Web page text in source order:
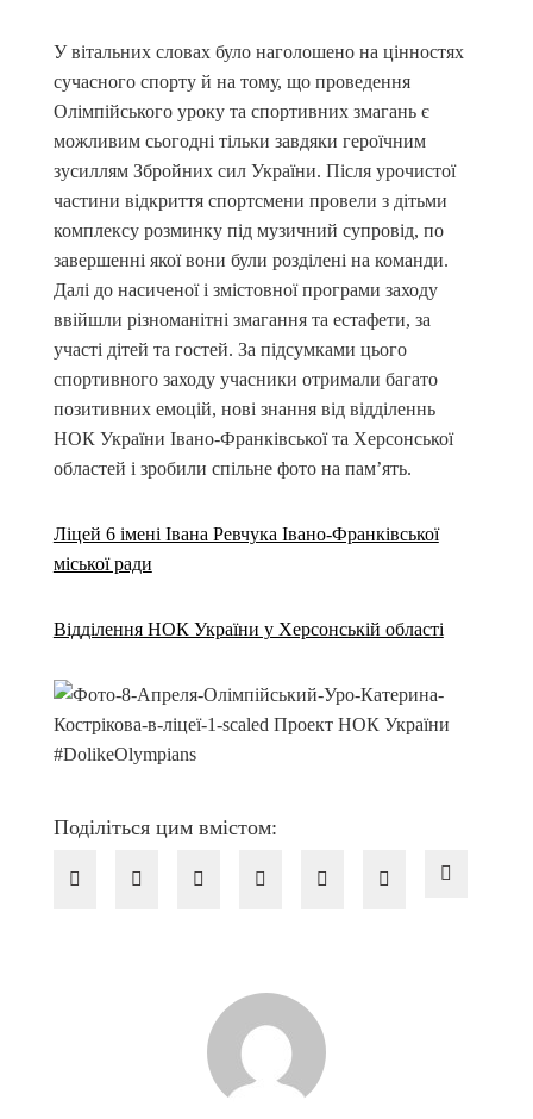
У вітальних словах було наголошено на цінностях
сучасного спорту й на тому, що проведення
Олімпійського уроку та спортивних змагань є
можливим сьогодні тільки завдяки героїчним
зусиллям Збройних сил України. Після урочистої
частини відкриття спортсмени провели з дітьми
комплексу розминку під музичний супровід, по
завершенні якої вони були розділені на команди.
Далі до насиченої і змістовної програми заходу
ввійшли різноманітні змагання та естафети, за
участі дітей та гостей. За підсумками цього
спортивного заходу учасники отримали багато
позитивних емоцій, нові знання від відділеннь
НОК України Івано-Франківської та Херсонської
областей і зробили спільне фото на пам’ять.
Ліцей 6 імені Івана Ревчука Івано-Франківської
міської ради
Відділення НОК України у Херсонській області
Поділіться цим вмістом: